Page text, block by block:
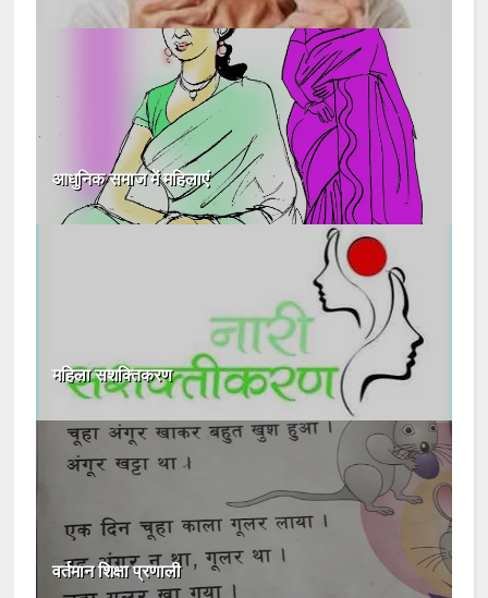
आधुनिक समाज में महिलाएं
महिला सशक्तिकरण
वर्तमान शिक्षा प्रणाली